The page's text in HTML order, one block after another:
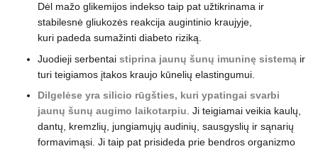
Dėl mažo glikemijos indekso taip pat užtikrinama ir
stabilesnė gliukozės reakcija augintinio kraujyje,
kuri padeda sumažinti diabeto riziką.
Juodieji serbentai stiprina jaunų šunų imuninę sistemąir
turi teigiamos įtakos kraujo kūnelių elastingumui.
Dilgelėse yra silicio rūgšties, kuri ypatingai svarbi
jaunų šunų augimo laikotarpiu. Ji teigiamai veikia kaulų,
dantų, kremzlių, jungiamųjų audinių, sausgyslių ir sąnarių
formavimąsi. Ji taip pat prisideda prie bendros organizmo